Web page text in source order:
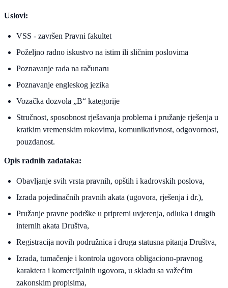
Uslovi:
VSS - završen Pravni fakultet
Poželjno radno iskustvo na istim ili sličnim poslovima
Poznavanje rada na računaru
Poznavanje engleskog jezika
Vozačka dozvola „B“ kategorije
Stručnost, sposobnost rješavanja problema i pružanje rješenja u
kratkim vremenskim rokovima, komunikativnost, odgovornost,
pouzdanost.
Opis radnih zadataka:
Obavljanje svih vrsta pravnih, opštih i kadrovskih poslova,
Izrada pojedinačnih pravnih akata (ugovora, rješenja i dr.),
Pružanje pravne podrške u pripremi uvjerenja, odluka i drugih
internih akata Društva,
Registracija novih podružnica i druga statusna pitanja Društva,
Izrada, tumačenje i kontrola ugovora obligaciono-pravnog
karaktera i komercijalnih ugovora, u skladu sa važećim
zakonskim propisima,